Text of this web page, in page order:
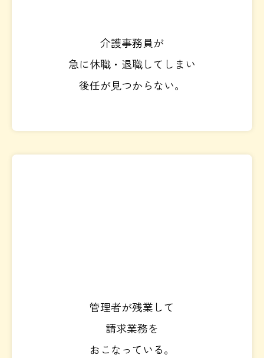
介護事務員が
急に休職・退職してしまい
後任が見つからない。
管理者が残業して
請求業務を
おこなっている。